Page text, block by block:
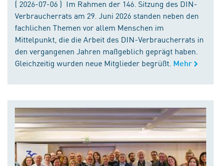
( 2026-07-06 ) Im Rahmen der 146. Sitzung des DIN-
Verbraucherrats am 29. Juni 2026 standen neben den
fachlichen Themen vor allem Menschen im
Mittelpunkt, die die Arbeit des DIN-Verbraucherrats in
den vergangenen Jahren maßgeblich geprägt haben.
Gleichzeitig wurden neue Mitglieder begrüßt. Mehr